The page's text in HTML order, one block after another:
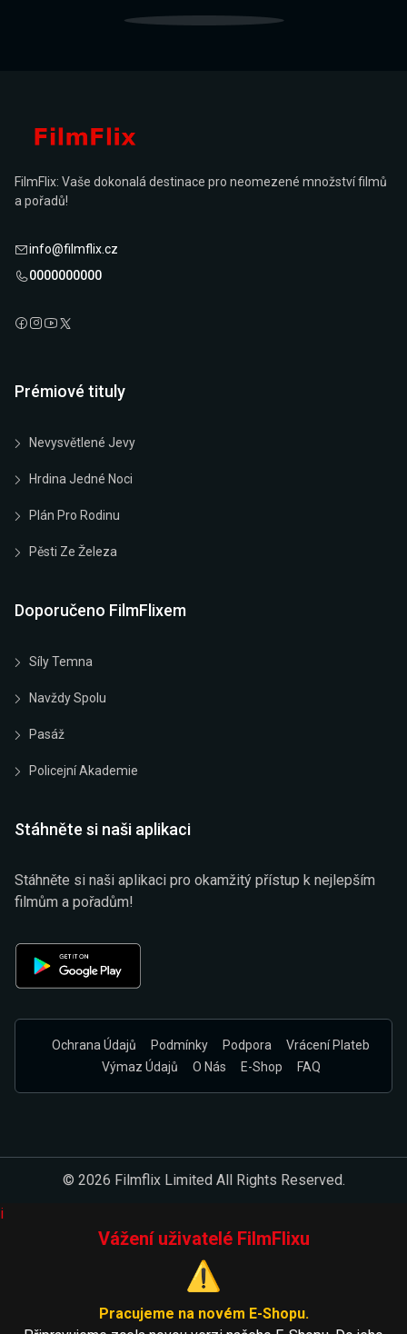
FilmFlix: Vaše dokonalá destinace pro neomezené množství filmů
a pořadů!
info@filmflix.cz
0000000000
Prémiové tituly
Nevysvětlené Jevy
Hrdina Jedné Noci
Plán Pro Rodinu
Pěsti Ze Železa
Doporučeno FilmFlixem
Síly Temna
Navždy Spolu
Pasáž
Policejní Akademie
Stáhněte si naši aplikaci
Stáhněte si naši aplikaci pro okamžitý přístup k nejlepším
filmům a pořadům!
Ochrana Údajů Podmínky Podpora
Vrácení Plateb
Výmaz Údajů
O Nás E-Shop FAQ
© 2026 Filmflix Limited All Rights Reserved.
i
Vážení uživatelé FilmFlixu
⚠️
Pracujeme na novém E-Shopu.